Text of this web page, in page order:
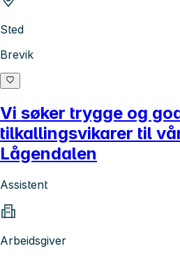
Sted
Brevik
Vi søker trygge og
tilkallingsvikarer til
Lågendalen
Assistent
Arbeidsgiver